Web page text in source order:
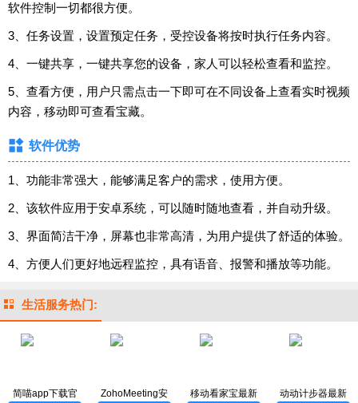
软件控制一切都很方便。
3、任务设置，设置预定任务，受控设备将按时执行任务内容。
4、一键共享，一键共享您的设备，家人可以轻松查看和监控。
5、查看方便，用户只需点击一下即可在不同设备上查看实时视频
内容，移动即可查看宝藏。
软件优势
1、功能非常强大，能够满足客户的需求，使用方便。
2、该软件应用于安卓系统，可以随时随地查看，并自动升级。
3、界面简洁干净，屏幕也非常高清，为用户提供了舒适的体验。
4、方便人们更好地远程监控，具有语音、报警和播放等功能。
生活服务热门:
简喵app下载官
ZohoMeeting安
移动看家宝最新
动动计步器最新